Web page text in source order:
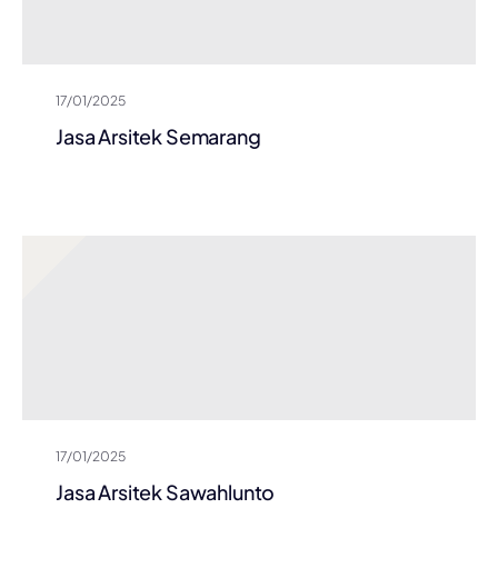
17/01/2025
Jasa Arsitek Semarang
17/01/2025
Jasa Arsitek Sawahlunto